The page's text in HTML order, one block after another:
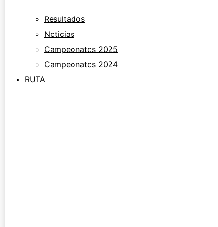
Resultados
Noticias
Campeonatos 2025
Campeonatos 2024
RUTA